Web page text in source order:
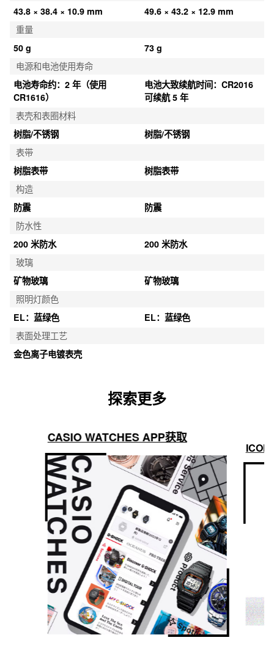
43.8 × 38.4 × 10.9 mm
49.6 × 43.2 × 12.9 mm
重量
50 g
73 g
电源和电池使用寿命
电池寿命约：2 年（使用
CR1616）
电池大致续航时间：CR2016
可续航 5 年
表壳和表圈材料
树脂/不锈钢
树脂/不锈钢
表带
树脂表带
树脂表带
构造
防震
防震
防水性
200 米防水
200 米防水
玻璃
矿物玻璃
矿物玻璃
照明灯颜色
EL：蓝绿色
EL：蓝绿色
表面处理工艺
金色离子电镀表壳
探索更多
CASIO WATCHES APP获取